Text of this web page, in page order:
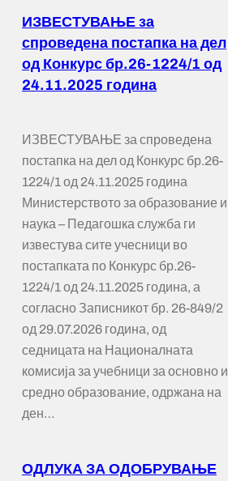
ИЗВЕСТУВАЊЕ за
спроведена постапка на дел
од Конкурс бр.26-1224/1 од
24.11.2025 година
ИЗВЕСТУВАЊЕ за спроведена
постапка на дел од Конкурс бр.26-
1224/1 од 24.11.2025 година
Министерството за образование и
наука – Педагошка служба ги
известува сите учесници во
постапката по Конкурс бр.26-
1224/1 од 24.11.2025 година, а
согласно Записникот бр. 26-849/2
од 29.07.2026 година, од
седницата на Националната
комисија за учебници за основно и
средно образование, одржана на
ден…
ОДЛУКА ЗА ОДОБРУВАЊЕ